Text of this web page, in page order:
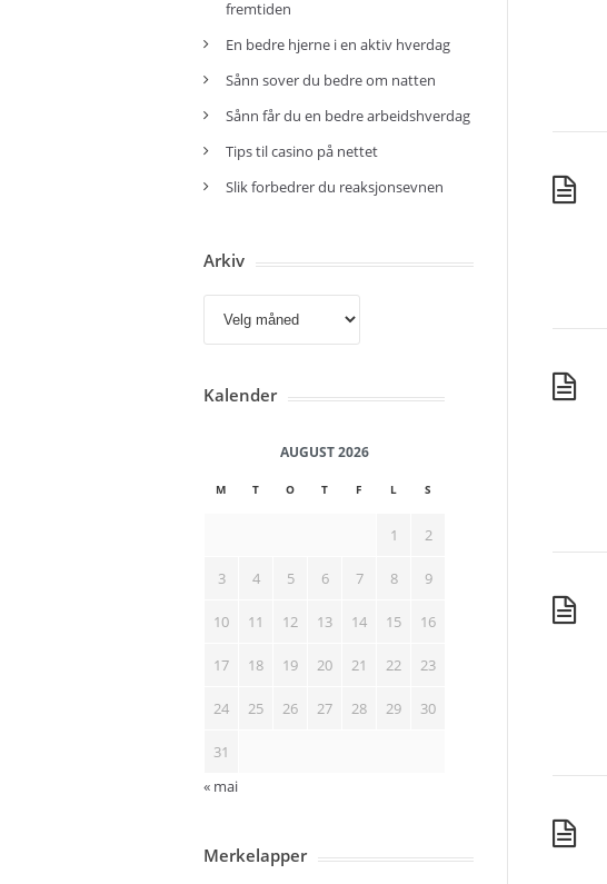
fremtiden
En bedre hjerne i en aktiv hverdag
Sånn sover du bedre om natten
Sånn får du en bedre arbeidshverdag
Tips til casino på nettet
Slik forbedrer du reaksjonsevnen
Arkiv
Kalender
AUGUST 2026
M T O T F L S
1 2
3 4 5 6 7 8 9
10 11 12 13 14 15 16
17 18 19 20 21 22 23
24 25 26 27 28 29 30
31
« mai
Merkelapper